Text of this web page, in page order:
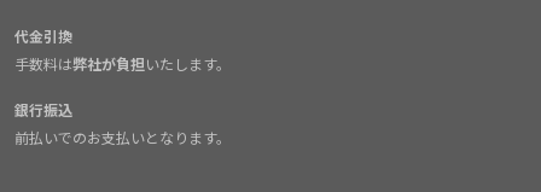
代金引換
手数料は弊社が負担いたします。
銀行振込
前払いでのお支払いとなります。